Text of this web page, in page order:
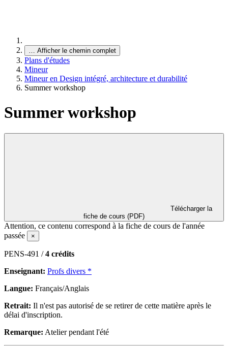
… Afficher le chemin complet
Plans d'études
Mineur
Mineur en Design intégré, architecture et durabilité
Summer workshop
Summer workshop
fiche de cours (PDF)
Attention, ce contenu correspond à la fiche de cours de l'année
passée
×
PENS-491 /4 crédits
Enseignant: Profs divers *
Langue: Français/Anglais
Retrait: Il n'est pas autorisé de se retirer de cette matière après le
délai d'inscription.
Remarque: Atelier pendant l'été